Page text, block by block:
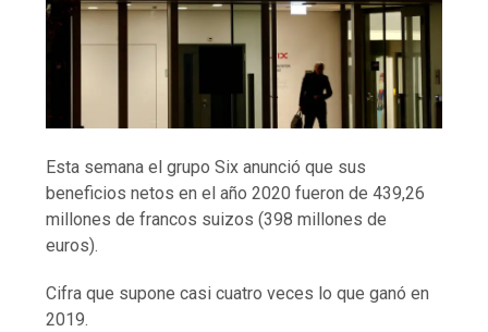
Esta semana el grupo Six anunció que sus
beneficios netos en el año 2020 fueron de 439,26
millones de francos suizos (398 millones de
euros).
Cifra que supone casi cuatro veces lo que ganó en
2019.